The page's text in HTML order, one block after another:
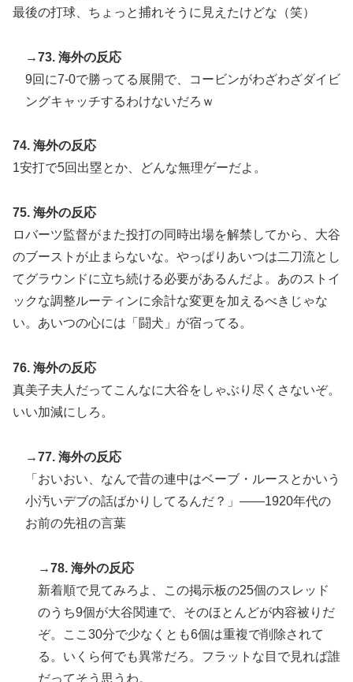
最後の打球、ちょっと捕れそうに見えたけどな（笑）
→73. 海外の反応
9回に7-0で勝ってる展開で、コービンがわざわざダイビ
ングキャッチするわけないだろｗ
74. 海外の反応
1安打で5回出塁とか、どんな無理ゲーだよ。
75. 海外の反応
ロバーツ監督がまた投打の同時出場を解禁してから、大谷
のブーストが止まらないな。やっぱりあいつは二刀流とし
てグラウンドに立ち続ける必要があるんだよ。あのストイ
ックな調整ルーティンに余計な変更を加えるべきじゃな
い。あいつの心には「闘犬」が宿ってる。
76. 海外の反応
真美子夫人だってこんなに大谷をしゃぶり尽くさないぞ。
いい加減にしろ。
→77. 海外の反応
「おいおい、なんで昔の連中はベーブ・ルースとかいう
小汚いデブの話ばかりしてるんだ？」――1920年代の
お前の先祖の言葉
→78. 海外の反応
新着順で見てみろよ、この掲示板の25個のスレッド
のうち9個が大谷関連で、そのほとんどが内容被りだ
ぞ。ここ30分で少なくとも6個は重複で削除されて
る。いくら何でも異常だろ。フラットな目で見れば誰
だってそう思うわ。